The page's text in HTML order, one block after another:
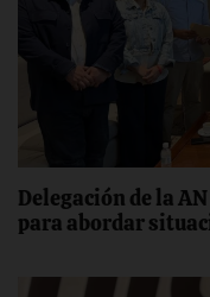
Delegación de la
para abordar